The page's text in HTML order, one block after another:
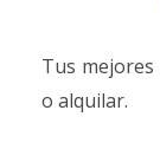
Tus
o alquilar.